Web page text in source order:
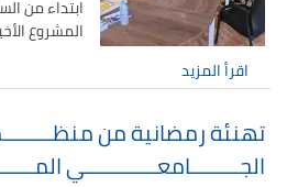
المشروع
اقرأ المزيد
تهنئة رمضانية من
الجـــــــــامعـــــــــــــي